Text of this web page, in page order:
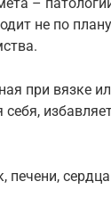
не по
при вязке